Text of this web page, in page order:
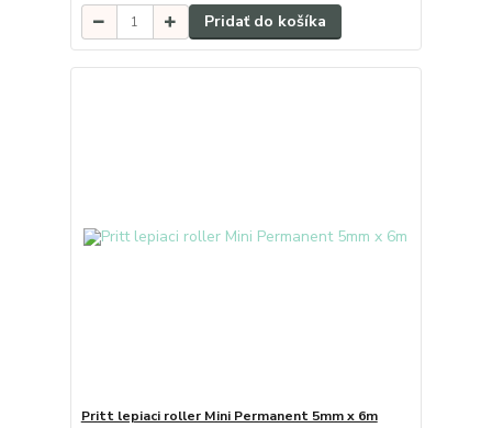
Pridať do košíka
Pritt lepiaci roller Mini Permanent 5mm x 6m